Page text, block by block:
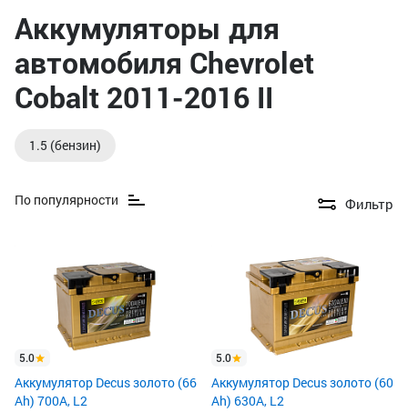
Аккумуляторы для
автомобиля Chevrolet
Cobalt 2011-2016 II
1.5 (бензин)
По популярности Фильтр
5.0
Аккумулятор Decus золото (66
Ah) 700A, L2
5.0
Аккумулятор Decus золото (60
Ah) 630A, L2